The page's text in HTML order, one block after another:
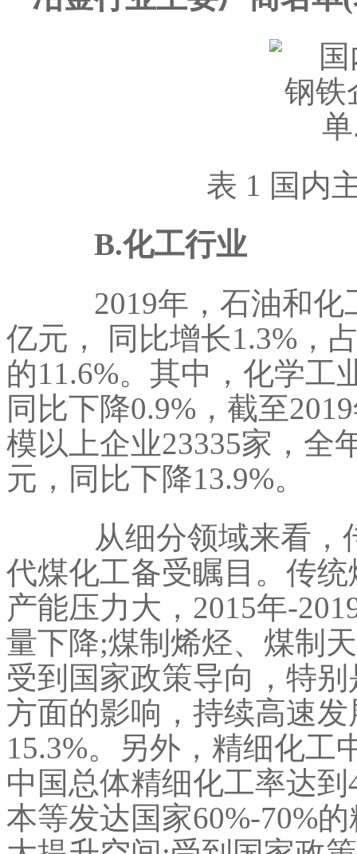
表 1 国内主
B.化工行业
2019年，石油和化
亿元， 同比增长1.3%，
的11.6%。其中，化学工
同比下降0.9%，截至
模以上企业23335家，全
元，同比下降13.9%。
从细分领域来看，
代煤化工备受瞩目。传
产能压力大，2015年-
量下降;煤制烯烃、煤制
受到国家政策导向，特
方面的影响，持续高速
15.3%。另外，精细化工
中国总体精细化工率达
本等发达国家60%-70%